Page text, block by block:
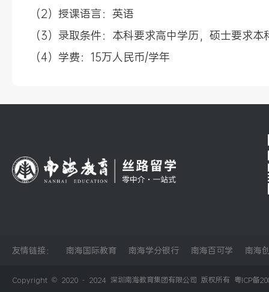
（2）授课语言：英语
（3）录取条件：本科要求高中学历，硕士要求
（4）学费：15万人民币/学年
友情链接： 南海国际教育 南海学分银行 南海百可学 南海
Copyright © 2020 - 2024 深圳南海教育集团有限公司 版权所有 粤ICP备